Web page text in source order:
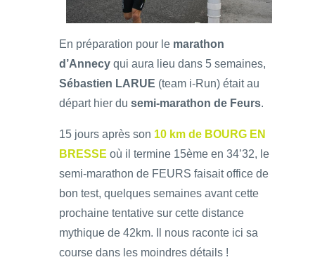
En préparation pour le marathon
d’Annecy qui aura lieu dans 5 semaines,
Sébastien LARUE (team i-Run) était au
départ hier du semi-marathon de Feurs.
15 jours après son 10 km de BOURG EN
BRESSE où il termine 15ème en 34’32, le
semi-marathon de FEURS faisait office de
bon test, quelques semaines avant cette
prochaine tentative sur cette distance
mythique de 42km. Il nous raconte ici sa
course dans les moindres détails !